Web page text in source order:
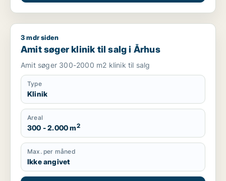
Amit søger klinik til salg i Århus
3 mdr siden
Amit søger klinik til salg i Århus
Amit søger 300-2000 m2 klinik til salg
Type
Klinik
Areal
300 - 2.000 m2
Max. per måned
Ikke angivet